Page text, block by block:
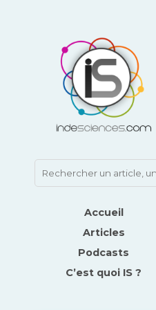
Accueil
Articles
Podcasts
C’est quoi IS ?